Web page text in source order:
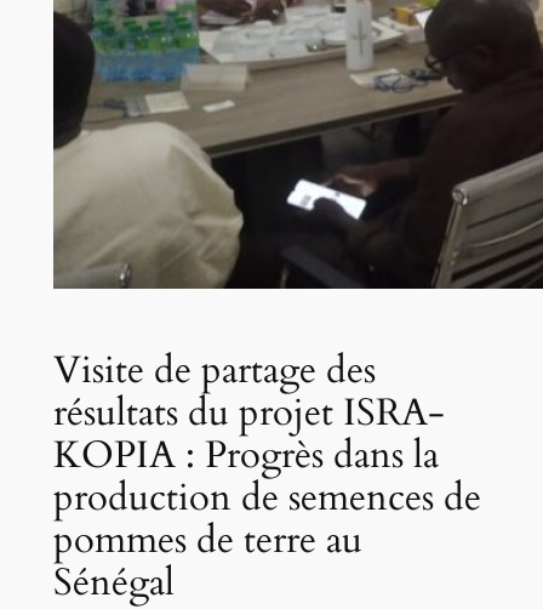
Visite de partage des
résultats du projet ISRA-
KOPIA : Progrès dans la
production de semences de
pommes de terre au
Sénégal